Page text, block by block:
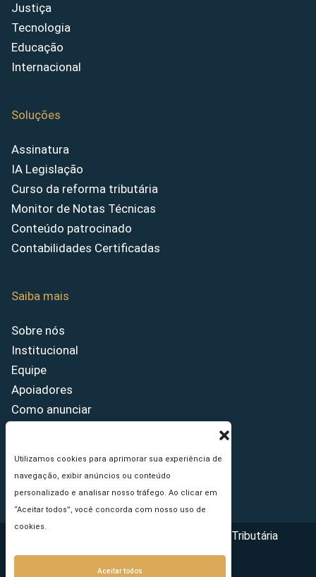
Utilizamos cookies para aprimorar sua experiência de
navegação, exibir anúncios ou conteúdo
personalizado e analisar nosso tráfego. Ao clicar em
“Aceitar todos”, você concorda com nosso uso de
cookies.
Aceitar todos
Justiça
Tecnologia
Educação
Internacional
Soluções
Assinatura
IA Legislação
Curso da reforma tributária
Monitor de Notas Técnicas
Conteúdo patrocinado
Contabilidades Certificadas
Saiba mais
Sobre nós
Institucional
Equipe
Apoiadores
Como anunciar
Princípios Editoriais
Copyright © 2026 - Portal da Reforma Tributária